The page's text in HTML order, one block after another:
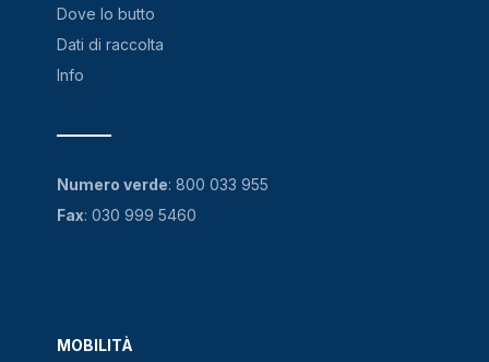
Dove lo butto
Dati di raccolta
Info
MOBILITÀ
Numero verde: 800 033 955
Fax: 030 999 5460